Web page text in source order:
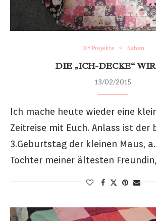
DIY Projekte Nähen
DIE „ICH-DECKE“
13/02/2015
Ich mache heute wieder eine
Zeitreise mit Euch. Anlass ist der
3.Geburtstag der kleinen Maus,
Tochter meiner ältesten